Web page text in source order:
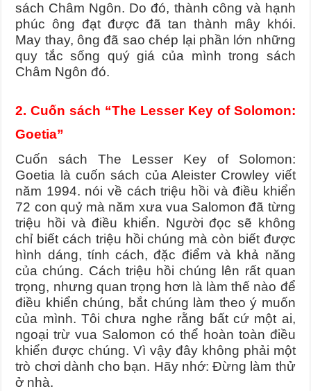
sách Châm Ngôn. Do đó, thành công và hạnh
phúc ông đạt được đã tan thành mây khói.
May thay, ông đã sao chép lại phần lớn những
quy tắc sống quý giá của mình trong sách
Châm Ngôn đó.
2. Cuốn sách “The Lesser Key of Solomon:
Goetia”
Cuốn sách The Lesser Key of Solomon:
Goetia là cuốn sách của Aleister Crowley viết
năm 1994. nói về cách triệu hồi và điều khiển
72 con quỷ mà năm xưa vua Salomon đã từng
triệu hồi và điều khiển. Người đọc sẽ không
chỉ biết cách triệu hồi chúng mà còn biết được
hình dáng, tính cách, đặc điểm và khả năng
của chúng. Cách triệu hồi chúng lên rất quan
trọng, nhưng quan trọng hơn là làm thế nào để
điều khiển chúng, bắt chúng làm theo ý muốn
của mình. Tôi chưa nghe rằng bất cứ một ai,
ngoại trừ vua Salomon có thể hoàn toàn điều
khiển được chúng. Vì vậy đây không phải một
trò chơi dành cho bạn. Hãy nhớ: Đừng làm thử
ở nhà.